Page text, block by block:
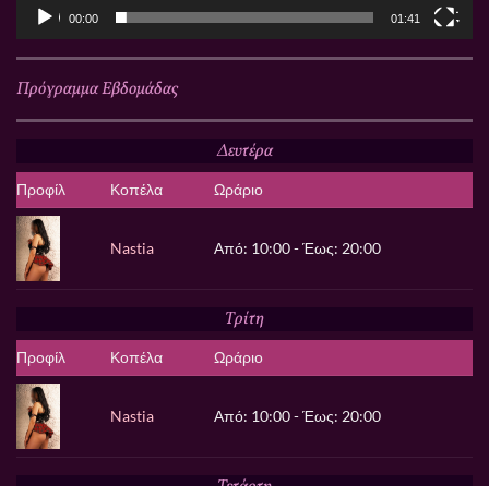
00:00 01:41
Πρόγραμμα Εβδομάδας
Δευτέρα
Προφίλ Κοπέλα Ωράριο
Nastia Από: 10:00 - Έως: 20:00
Τρίτη
Προφίλ Κοπέλα Ωράριο
Nastia Από: 10:00 - Έως: 20:00